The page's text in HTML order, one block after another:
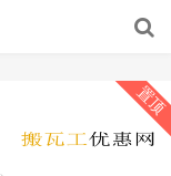
置顶